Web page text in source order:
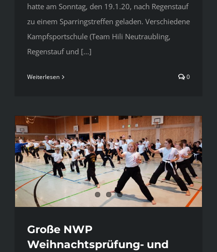
hatte am Sonntag, den 19.1.20, nach Regenstauf
zu einem Sparringstreffen geladen. Verschiedene
Kampfsportschule (Team Hili Neutraubling,
Regenstauf und [...]
Weiterlesen 0
Große NWP
Weihnachtsprüfung- und